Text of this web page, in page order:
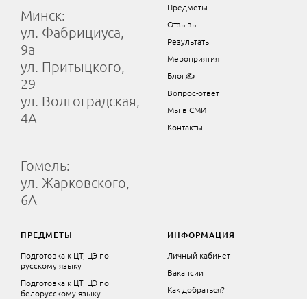
Минск:
ул. Фабрициуса,
9а
ул. Притыцкого,
29
ул. Волгоградская,
4А
Гомель:
ул. Жарковского,
6А
Предметы
Отзывы
Результаты
Мероприятия
Блог✍
Вопрос-ответ
Мы в СМИ
Контакты
ПРЕДМЕТЫ
Подготовка к ЦТ, ЦЭ по
русскому языку
Подготовка к ЦТ, ЦЭ по
белорусскому языку
ИНФОРМАЦИЯ
Личный кабинет
Вакансии
Как добраться?